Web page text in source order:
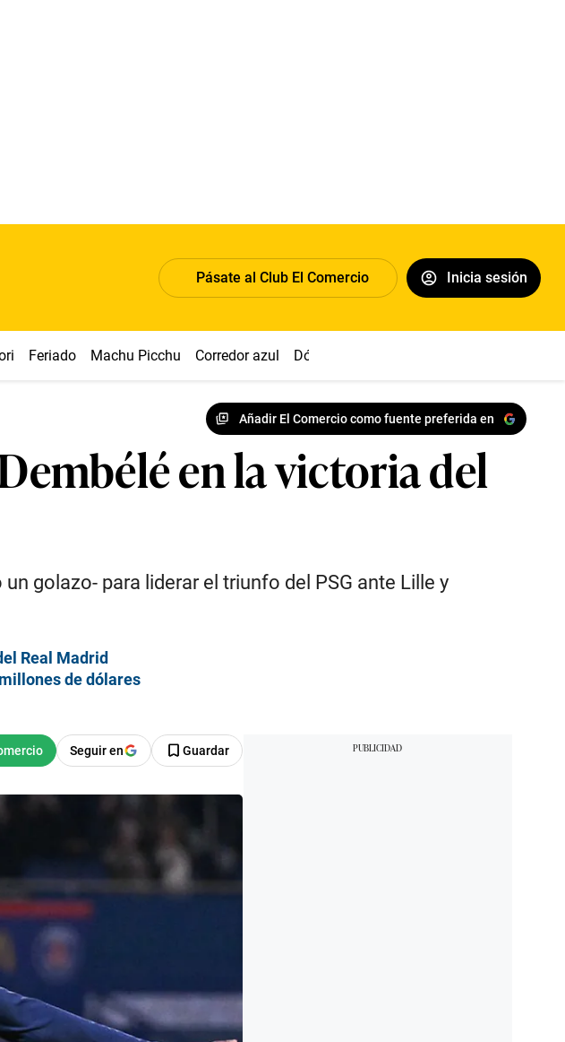
Pásate al Club El Comercio Inicia sesión
Feriado Machu Picchu Corredor azul Dólar
Añadir El Comercio como fuente preferida en
en la victoria del
golazo- para liderar el triunfo del PSG ante Lille y
Real Madrid
de dólares
Seguir en Guardar